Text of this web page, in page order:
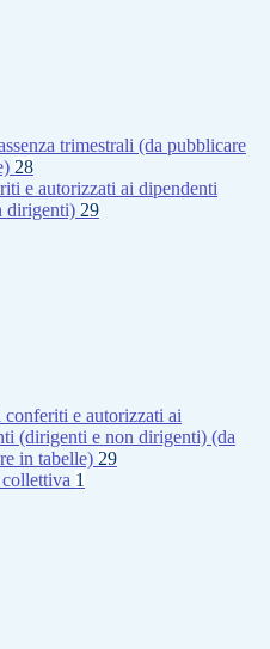
trimestrali (da pubblicare
28
e autorizzati ai dipendenti
dirigenti) 29
e autorizzati ai
(dirigenti e non dirigenti) (da
in tabelle) 29
1